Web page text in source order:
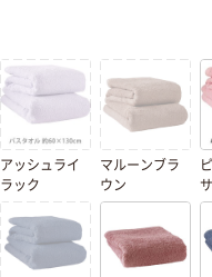
アッシュライ
ラック
マルーンブラ
ウン